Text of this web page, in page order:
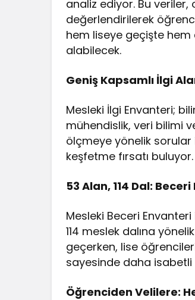
analiz ediyor. Bu
değerlendirilerek
hem liseye geçişte
alabilecek.
Geniş Kapsamlı İlgi
Mesleki İlgi Envanteri;
mühendislik, veri bilimi
ölçmeye yönelik sorular
keşfetme fırsatı buluyor.
53 Alan, 114 Dal:
Mesleki Beceri
114 meslek dalına
geçerken, lise
sayesinde daha
Öğrenciden Velilere: